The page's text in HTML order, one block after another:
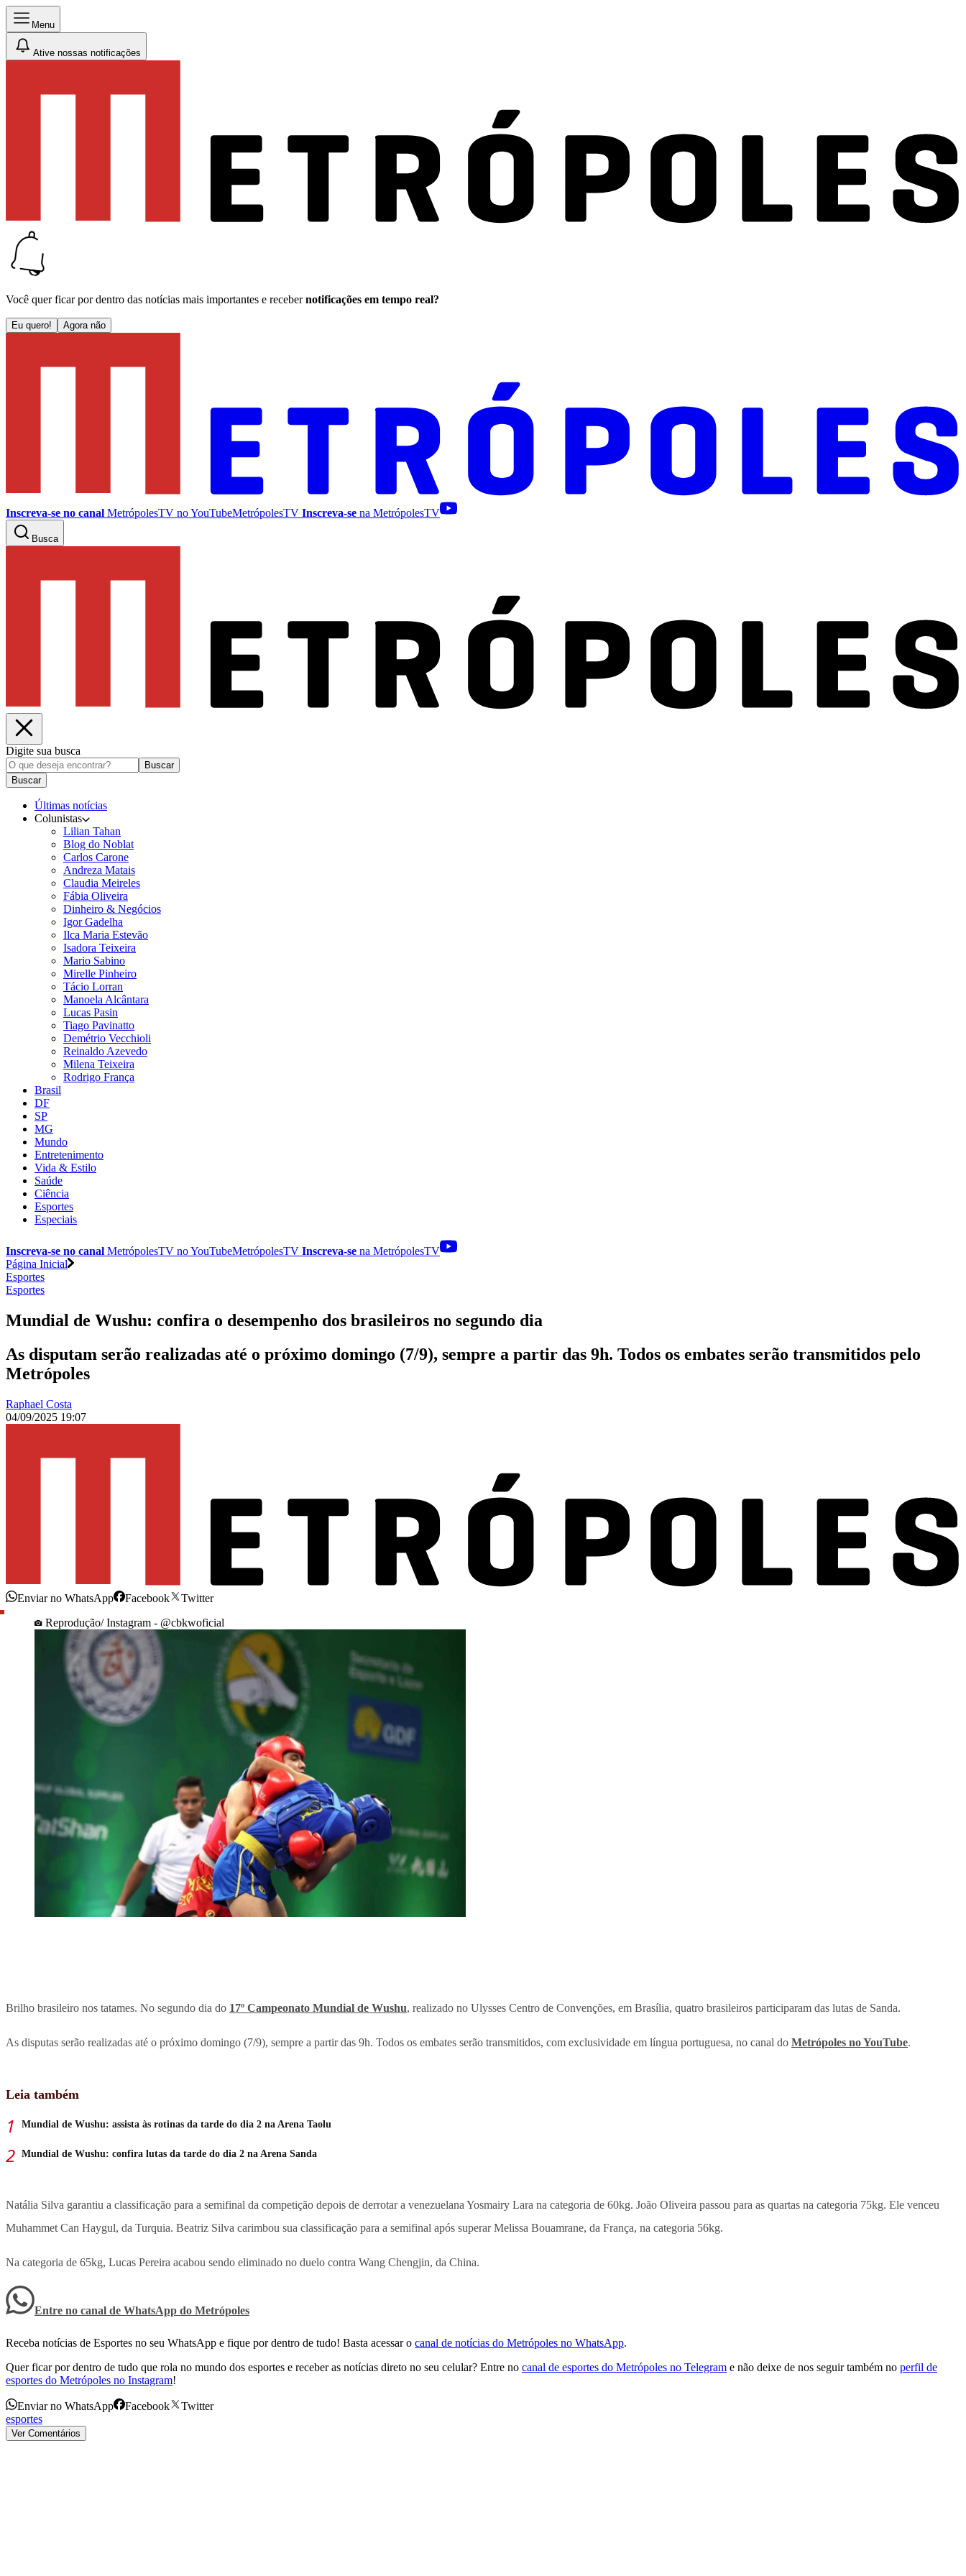
Menu
Ative nossas notificações
Você quer ficar por dentro das notícias mais importantes e receber notificações em tempo real?
Eu quero! Agora não
Inscreva-se no canal MetrópolesTV noYouTubeMetrópolesTV Inscreva-se na MetrópolesTV
Busca
Digite sua busca
Buscar
Buscar
Últimas notícias
Colunistas
Lilian Tahan
Blog do Noblat
Carlos Carone
Andreza Matais
Claudia Meireles
Fábia Oliveira
Dinheiro & Negócios
Igor Gadelha
Ilca Maria Estevão
Isadora Teixeira
Mario Sabino
Mirelle Pinheiro
Tácio Lorran
Manoela Alcântara
Lucas Pasin
Tiago Pavinatto
Demétrio Vecchioli
Reinaldo Azevedo
Milena Teixeira
Rodrigo França
Brasil
DF
SP
MG
Mundo
Entretenimento
Vida & Estilo
Saúde
Ciência
Esportes
Especiais
Inscreva-se no canal MetrópolesTV noYouTubeMetrópolesTV Inscreva-se na MetrópolesTV
Página Inicial
Esportes
Esportes
Mundial de Wushu: confira o desempenho dos brasileiros no segundo dia
As disputam serão realizadas até o próximo domingo (7/9), sempre a partir das 9h. Todos os embates serão transmitidos pelo
Metrópoles
Raphael Costa
04/09/2025 19:07
Enviar no WhatsApp Facebook
Twitter
Reprodução/ Instagram - @cbkwoficial
Brilho brasileiro nos tatames. No segundo dia do 17º Campeonato Mundial de Wushu, realizado no Ulysses Centro de Convenções, em Brasília, quatro brasileiros participaram das lutas de Sanda.
As disputas serão realizadas até o próximo domingo (7/9), sempre a partir das 9h. Todos os embates serão transmitidos, com exclusividade em língua portuguesa, no canal do Metrópoles no YouTube.
Leia também
Mundial de Wushu: assista às rotinas da tarde do dia 2 na Arena Taolu
Mundial de Wushu: confira lutas da tarde do dia 2 na Arena Sanda
Natália Silva garantiu a classificação para a semifinal da competição depois de derrotar a venezuelana Yosmairy Lara na categoria de 60kg. João Oliveira passou para as quartas na categoria 75kg. Ele venceu
Muhammet Can Haygul, da Turquia. Beatriz Silva carimbou sua classificação para a semifinal após superar Melissa Bouamrane, da França, na categoria 56kg.
Na categoria de 65kg, Lucas Pereira acabou sendo eliminado no duelo contra Wang Chengjin, da China.
Entre no canal de WhatsApp do Metrópoles
Receba notícias de Esportes no seu WhatsApp e fique por dentro de tudo! Basta acessar o canal de notícias do Metrópoles no WhatsApp.
Quer ficar por dentro de tudo que rola no mundo dos esportes e receber as notícias direto no seu celular? Entre no canal de esportes do Metrópoles no Telegram e não deixe de nos seguir também no perfil de
esportes do Metrópoles no Instagram!
Enviar no WhatsApp Facebook
Twitter
esportes
Ver Comentários